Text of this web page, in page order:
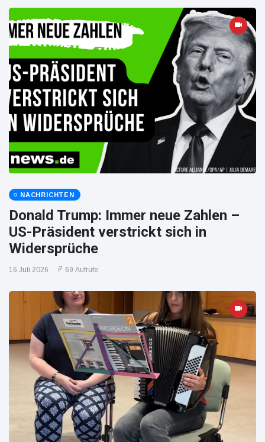
NACHRICHTEN
Donald Trump: Immer neue Zahlen –
US-Präsident verstrickt sich in
Widersprüche
16 Juli 2026 69 Aufrufe